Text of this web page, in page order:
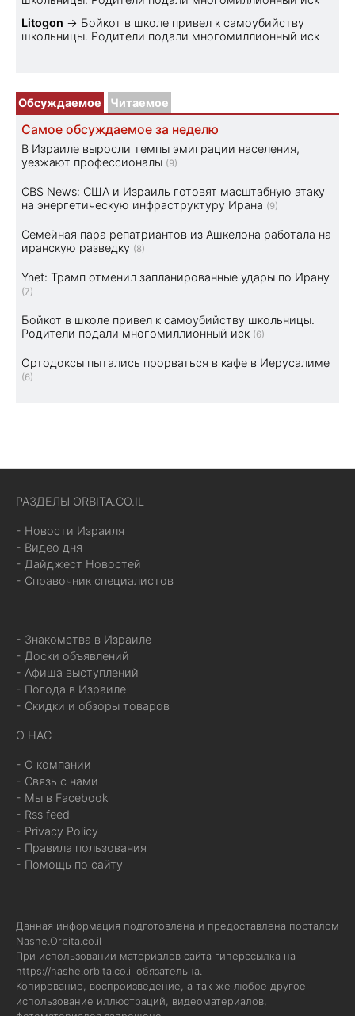
Litogon → Бойкот в школе привел к самоубийству
школьницы. Родители подали многомиллионный иск
Обсуждаемое Читаемое
Самое обсуждаемое за неделю
В Израиле выросли темпы эмиграции населения,
уезжают профессионалы (9)
CBS News: США и Израиль готовят масштабную атаку
на энергетическую инфраструктуру Ирана (9)
Семейная пара репатриантов из Ашкелона работала на
иранскую разведку (8)
Ynet: Трамп отменил запланированные удары по Ирану
(7)
Бойкот в школе привел к самоубийству школьницы.
Родители подали многомиллионный иск (6)
Ортодоксы пытались прорваться в кафе в Иерусалиме
(6)
РАЗДЕЛЫ ORBITA.CO.IL
- Новости Израиля
- Видео дня
- Дайджест Новостей
- Справочник специалистов
- Знакомства в Израиле
- Доски объявлений
- Афиша выступлений
- Погода в Израиле
- Скидки и обзоры товаров
О НАС
- О компании
- Связь с нами
- Мы в Facebook
- Rss feed
- Privacy Policy
- Правила пользования
- Помощь по сайту
Данная информация подготовлена и предоставлена порталом
Nashe.Orbita.co.il
При использовании материалов сайта гиперссылка на
https://nashe.orbita.co.il обязательна.
Копирование, воспроизведение, а так же любое другое
использование иллюстраций, видеоматериалов,